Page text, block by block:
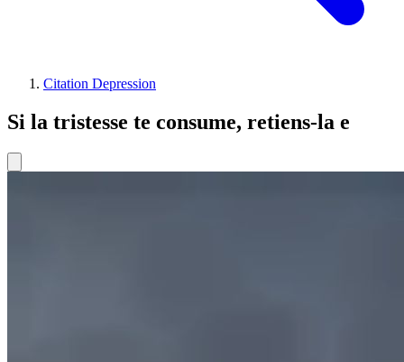
Citation Depression
Si la tristesse te consume, retiens-la e